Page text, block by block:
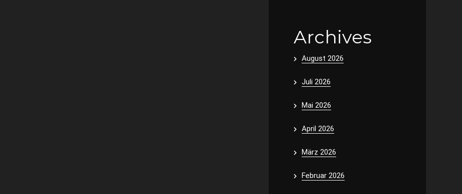
Archives
August 2026
Juli 2026
Mai 2026
April 2026
März 2026
Februar 2026